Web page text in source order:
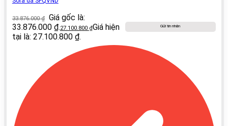
33.876.000₫
Giá gốc là:
33.876.000 ₫.27.100.800 ₫Giá hiện
tại là: 27.100.800 ₫.
Gửi tin nhắn